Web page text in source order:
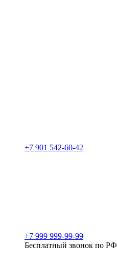
+7 901 542-60-42
+7 999 999-99-99
Бесплатный звонок по РФ